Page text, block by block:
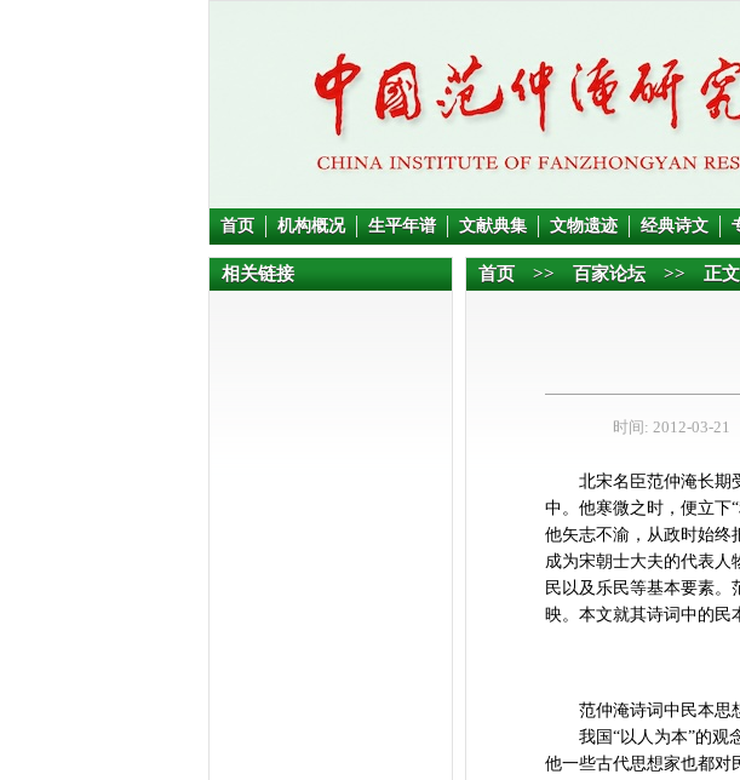
首页 机构概况 生平年谱 文献典集 文物遗迹 经典诗文
相关链接 首页 >> 百家论坛>> 正文
时间: 2012-03-21
北宋名臣范仲淹长期
中。他寒微之时，便立下
他矢志不渝，从政时始终
成为宋朝士大夫的代表人
民以及乐民等基本要素。
映。本文就其诗词中的民
范仲淹诗词中民本思
我国“以人为本”的观
他一些古代思想家也都对